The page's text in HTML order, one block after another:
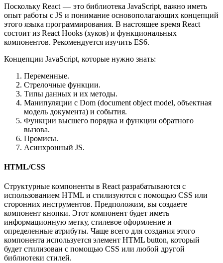
Поскольку React — это библиотека JavaScript, важно иметь
опыт работы с JS и понимание основополагающих концепций
этого языка программирования. В настоящее время React
состоит из React Hooks (хуков) и функциональных
компонентов. Рекомендуется изучить ES6.
Концепции JavaScript, которые нужно знать:
Переменные.
Стрелочные функции.
Типы данных и их методы.
Манипуляции с Dom (document object model, объектная
модель документа) и события.
Функции высшего порядка и функции обратного
вызова.
Промисы.
Асинхронный JS.
HTML/CSS
Структурные компоненты в React разрабатываются с
использованием HTML и стилизуются с помощью CSS или
сторонних инструментов. Предположим, вы создаете
компонент кнопки. Этот компонент будет иметь
информационную метку, стилевое оформление и
определенные атрибуты. Чаще всего для создания этого
компонента используется элемент HTML button, который
будет стилизован с помощью CSS или любой другой
библиотеки стилей.